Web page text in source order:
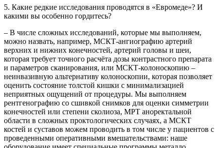
5. Какие редкие исследования проводятся в «Евромеде»? И
какими вы особенно гордитесь?
– В числе сложных исследований, которые мы выполняем,
можно назвать, например, МСКТ-ангиографию артерий
верхних и нижних конечностей, артерий головы и шеи,
которая требует точного расчёта дозы контрастного препарата
и параметров сканирования, или МСКТ-колоноскопию –
неинвазивную альтернативу колоноскопии, которая позволяет
оценить состояние толстой кишки с минимализацией
неприятных ощущений от процедуры. Мы выполняем
рентгенографию со сшивкой снимков для оценки симметрии
конечностей или степени сколиоза, МРТ аноректальной
области в сложных проктологических случаях, а МСКТ
костей и суставов можем проводить в том числе у пациентов с
проведенными оперативными вмешательствами: наше